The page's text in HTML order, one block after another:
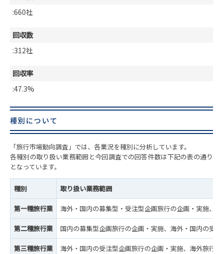
:660社
回収数
:312社
回収率
:47.3%
種別について
「旅行市場動向調査」では、各業況を種別に分析しています。
各種別の取り扱い業務範囲と今回調査での回答件数は下記の表の通り
となっています。
種別 取り扱い業務範囲
第一種旅行業 海外・国内の募集型・受注型企画旅行の企画・実施、
第二種旅行業 国内の募集型企画旅行の企画・実施、海外・国内の受
第三種旅行業 海外・国内の受注型企画旅行の企画・実施、海外旅行